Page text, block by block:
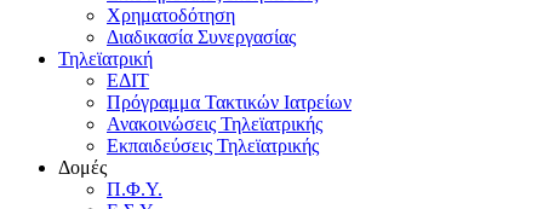
Χρηματοδότηση
Διαδικασία Συνεργασίας
Τηλεϊατρική
ΕΔΙΤ
Πρόγραμμα Τακτικών Ιατρείων
Ανακοινώσεις Τηλεϊατρικής
Εκπαιδεύσεις Τηλεϊατρικής
Δομές
Π.Φ.Υ.